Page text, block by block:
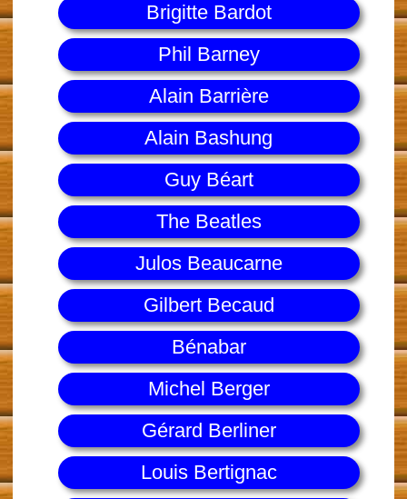
Brigitte Bardot
Phil Barney
Alain Barrière
Alain Bashung
Guy Béart
The Beatles
Julos Beaucarne
Gilbert Becaud
Bénabar
Michel Berger
Gérard Berliner
Louis Bertignac